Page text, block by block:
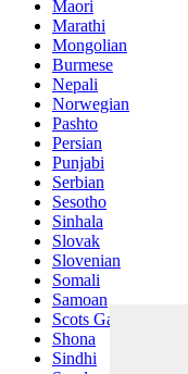
Maori
Marathi
Mongolian
Burmese
Nepali
Norwegian
Pashto
Persian
Punjabi
Serbian
Sesotho
Sinhala
Slovak
Slovenian
Somali
Samoan
Scots Gaelic
Shona
Sindhi